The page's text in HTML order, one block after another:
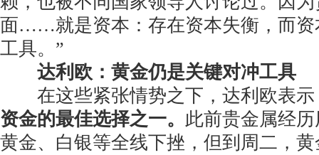
面……就是资本：存在资本失衡，而资
工具。”
达利欧：黄金仍是关键对冲工具
在这些紧张情势之下，达利欧表示
资金的最佳选择之一。 此前贵金属经
黄金、白银等全线下挫，但到周二，